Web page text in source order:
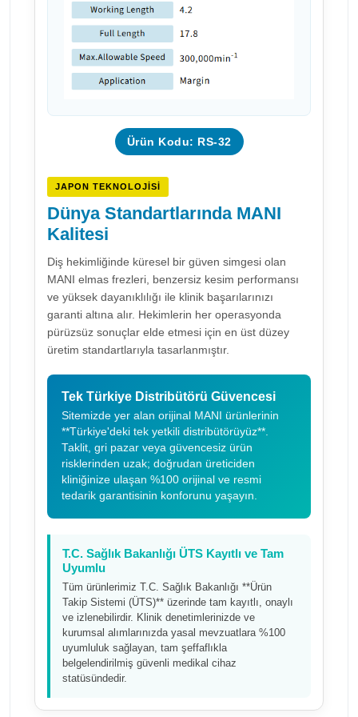
Ürün Kodu: RS-32
JAPON TEKNOLOJISI
Dünya Standartlarında MANI
Kalitesi
Diş hekimliğinde küresel bir güven simgesi olan
MANI elmas frezleri, benzersiz kesim performansı
ve yüksek dayanıklılığı ile klinik başarılarınızı
garanti altına alır. Hekimlerin her operasyonda
pürüzsüz sonuçlar elde etmesi için en üst düzey
üretim standartlarıyla tasarlanmıştır.
Tek Türkiye Distribütörü Güvencesi
Sitemizde yer alan orijinal MANI ürünlerinin
**Türkiye'deki tek yetkili distribütörüyüz**.
Taklit, gri pazar veya güvencesiz ürün
risklerinden uzak; doğrudan üreticiden
kliniğinize ulaşan %100 orijinal ve resmi
tedarik garantisinin konforunu yaşayın.
T.C. Sağlık Bakanlığı ÜTS Kayıtlı ve Tam
Uyumlu
Tüm ürünlerimiz T.C. Sağlık Bakanlığı **Ürün
Takip Sistemi (ÜTS)** üzerinde tam kayıtlı, onaylı
ve izlenebilirdir. Klinik denetimlerinizde ve
kurumsal alımlarınızda yasal mevzuatlara %100
uyumluluk sağlayan, tam şeffaflıkla
belgelendirilmiş güvenli medikal cihaz
statüsündedir.